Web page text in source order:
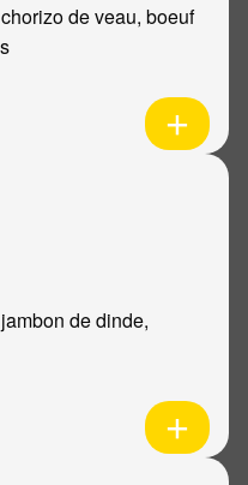
de veau, boeuf
de dinde,